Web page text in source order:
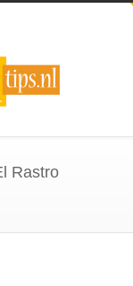
Rastro